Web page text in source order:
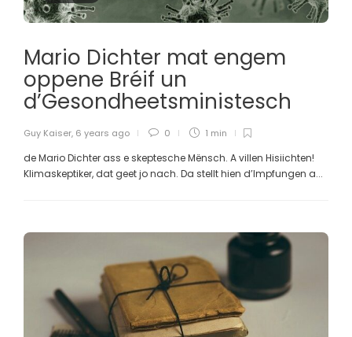
Mario Dichter mat engem
oppene Bréif un
d’Gesondheetsministesch
Guy Kaiser, 6 years ago 0 1 min
de Mario Dichter ass e skeptesche Mënsch. A villen Hisiichten!
Klimaskeptiker, dat geet jo nach. Da stellt hien d’Impfungen a...